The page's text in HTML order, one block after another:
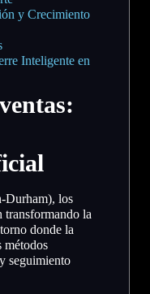
y Crecimiento
Inteligente en
Durham), los
transformando la
donde la
métodos
seguimiento